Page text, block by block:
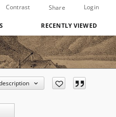
Contrast Share Login
RECENTLY VIEWED